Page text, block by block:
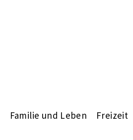
Familie und Leben Freizeit